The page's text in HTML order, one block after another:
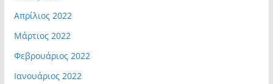
Απρίλιος 2022
Μάρτιος 2022
Φεβρουάριος 2022
Ιανουάριος 2022